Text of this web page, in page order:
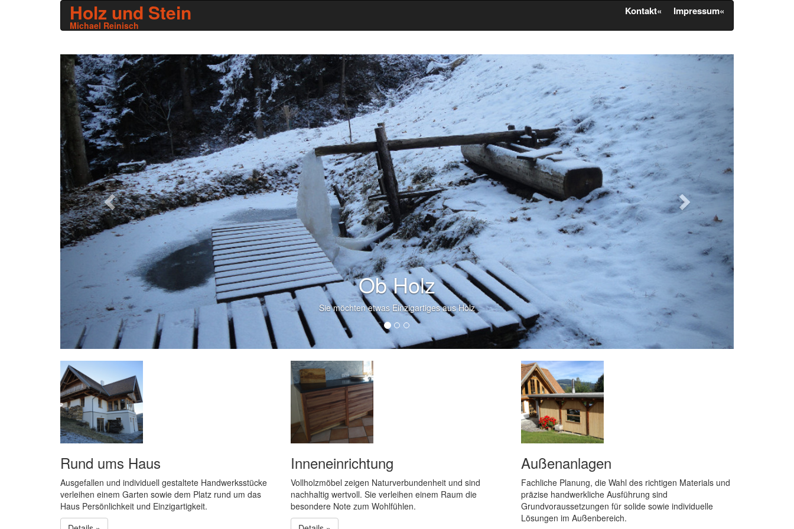
Holz und Stein
Michael Reinisch
Kontakt« Impressum«
Ob Holz
Sie möchten etwas Einzigartiges aus Holz
Zurück Weiter
Rund ums Haus
Ausgefallen und individuell gestaltete Handwerksstücke
verleihen einem Garten sowie dem Platz rund um das
Haus Persönlichkeit und Einzigartigkeit.
Inneneinrichtung
Vollholzmöbel zeigen Naturverbundenheit und sind
nachhaltig wertvoll. Sie verleihen einem Raum die
besondere Note zum Wohlfühlen.
Außenanlagen
Fachliche Planung, die Wahl des richtigen Materials und
präzise handwerkliche Ausführung sind
Grundvoraussetzungen für solide sowie individuelle
Lösungen im Außenbereich.